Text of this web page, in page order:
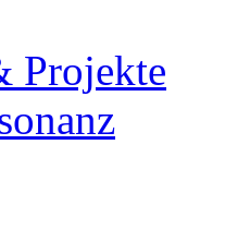
Projekte